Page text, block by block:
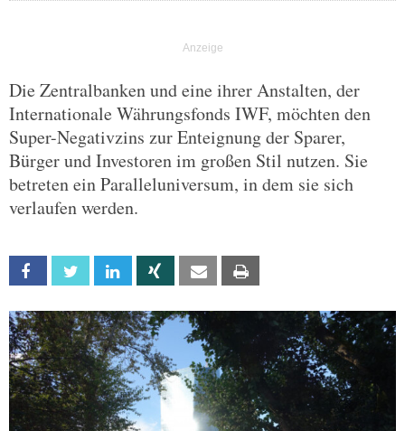
Die Zentralbanken und eine ihrer Anstalten, der
Internationale Währungsfonds IWF, möchten den
Super-Negativzins zur Enteignung der Sparer,
Bürger und Investoren im großen Stil nutzen. Sie
betreten ein Paralleluniversum, in dem sie sich
verlaufen werden.
Facebook Twitter Linkedin Xing Email